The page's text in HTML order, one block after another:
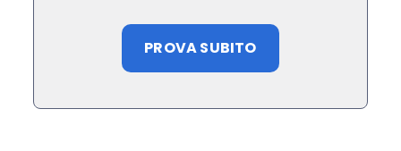
PROVA SUBITO